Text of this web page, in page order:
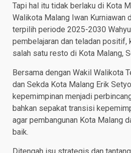
Tapi hal itu tidak berlaku di Kota
Walikota Malang Iwan Kurniawan
terpilih periode 2025-2030
pembelajaran dan teladan positif,
salah satu resto di Kota Malang,
Bersama dengan Wakil Walikota
dan Sekda Kota Malang Erik
kepemimpinan menjadi
bahkan sepakat transisi
agar pembangunan Kota Malang
baik.